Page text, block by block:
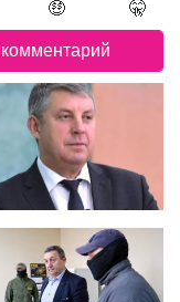
🤑 🤫